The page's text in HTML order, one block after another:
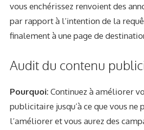
vous enchérissez renvoient des
par rapport à l’intention de la
finalement à une page de
Audit du contenu
Pourquoi:Continuez à améliorer
publicitaire jusqu’à ce que vous ne
l’améliorer et vous aurez des